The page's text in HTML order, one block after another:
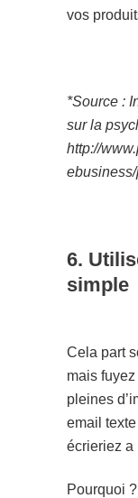
vos
*Source :
sur la
http://
6.
simple
Cela part
mais
pleines
email
écrieriez a
Pourquoi ?